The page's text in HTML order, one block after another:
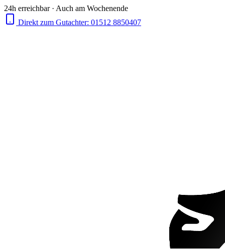
24h erreichbar · Auch am Wochenende
Direkt zum Gutachter: 01512 8850407